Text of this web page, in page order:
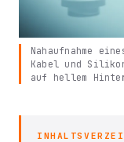
Nahaufnahme
Kabel und
auf hellem